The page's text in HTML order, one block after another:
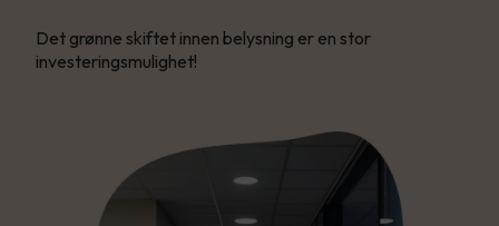
Det grønne skiftet innen belysning er en stor
investeringsmulighet!